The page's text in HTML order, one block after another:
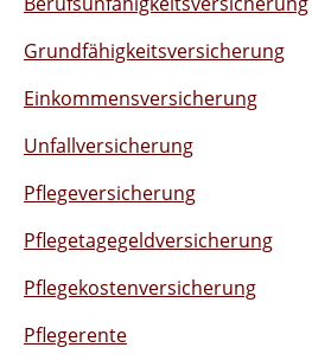
Grundfähigkeitsversicherung
Einkommensversicherung
Unfallversicherung
Pflegeversicherung
Pflegetagegeldversicherung
Pflegekostenversicherung
Pflegerente